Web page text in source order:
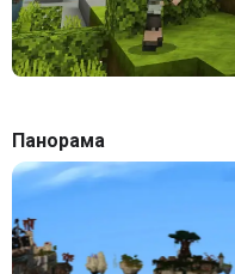
Панорама